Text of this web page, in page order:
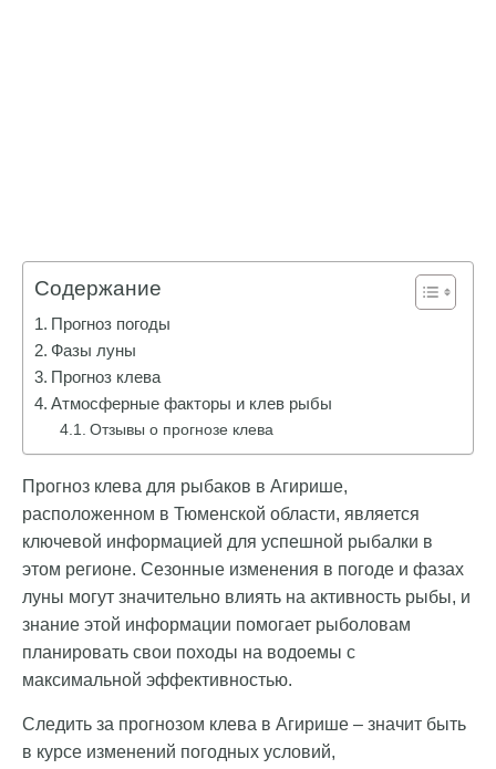
Содержание
Прогноз погоды
Фазы луны
Прогноз клева
Атмосферные факторы и клев рыбы
Отзывы о прогнозе клева
Прогноз клева для рыбаков в Агирише,
расположенном в Тюменской области, является
ключевой информацией для успешной рыбалки в
этом регионе. Сезонные изменения в погоде и фазах
луны могут значительно влиять на активность рыбы, и
знание этой информации помогает рыболовам
планировать свои походы на водоемы с
максимальной эффективностью.
Следить за прогнозом клева в Агирише – значит быть
в курсе изменений погодных условий,